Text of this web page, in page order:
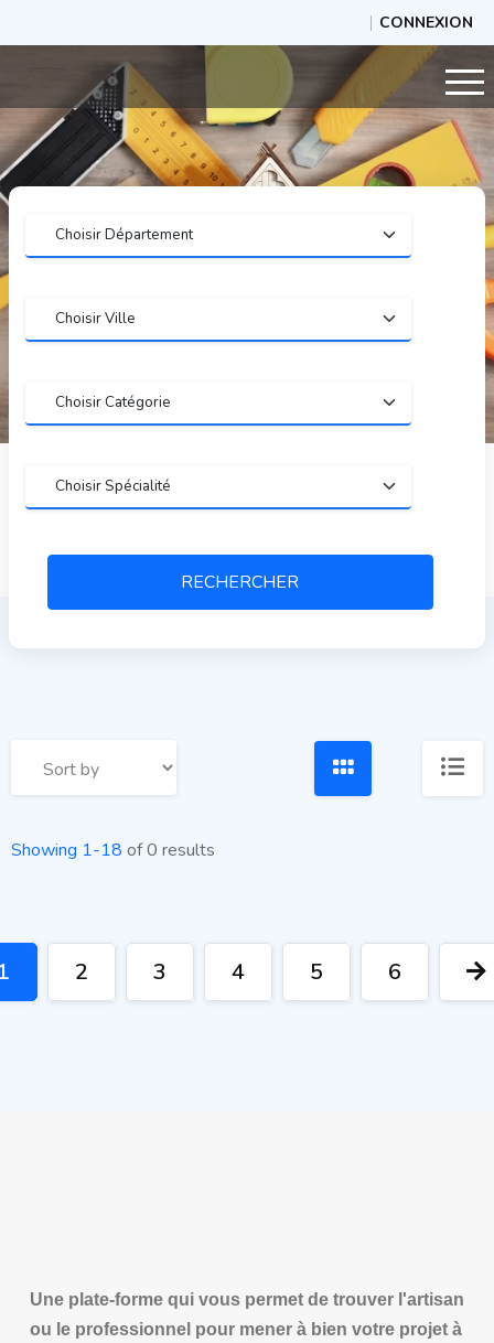
CONNEXION
Hotel Listing With Map
RECHERCHER
Showing 1-18 of 0 results
2 3 4 5 6
Une plate-forme qui vous permet de trouver l'artisan
ou le professionnel pour mener à bien votre projet à